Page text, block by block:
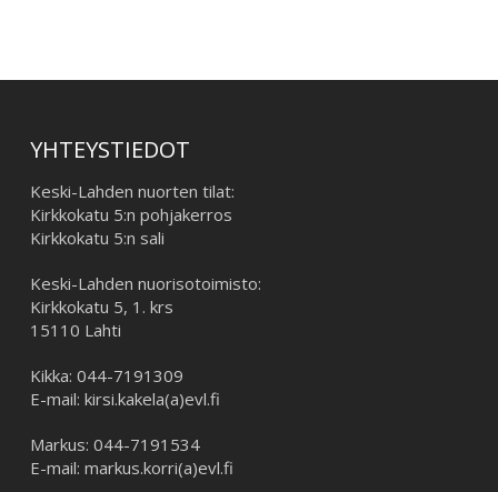
YHTEYSTIEDOT
Keski-Lahden nuorten tilat:
Kirkkokatu 5:n pohjakerros
Kirkkokatu 5:n sali
Keski-Lahden nuorisotoimisto:
Kirkkokatu 5, 1. krs
15110 Lahti
Kikka: 044-7191309
E-mail: kirsi.kakela(a)evl.fi
Markus: 044-7191534
E-mail: markus.korri(a)evl.fi